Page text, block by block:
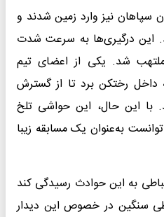
سپاهان نیز وارد زمین شدند و
این درگیری‌ها به سرعت شدت
شد. یکی از اعضای تیم
رختکن برد تا از گسترش
با این حال، این حواشی تلخ
به‌عنوان یک مسابقه زیبا
به این حوادث رسیدگی کند
سنگین در خصوص این دیدار